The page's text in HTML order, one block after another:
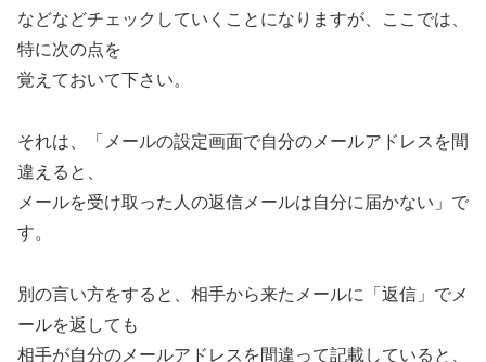
などなどチェックしていくことになりますが、ここでは、
特に次の点を
覚えておいて下さい。
それは、「メールの設定画面で自分のメールアドレスを間
違えると、
メールを受け取った人の返信メールは自分に届かない」で
す。
別の言い方をすると、相手から来たメールに「返信」でメ
ールを返しても
相手が自分のメールアドレスを間違って記載していると、